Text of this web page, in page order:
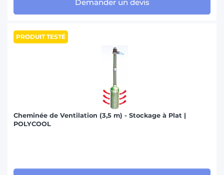
Demander un devis
PRODUIT TESTÉ
Cheminée de Ventilation (3,5 m) - Stockage à Plat |
POLYCOOL